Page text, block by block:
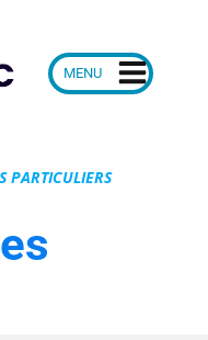
PARTICULIERS